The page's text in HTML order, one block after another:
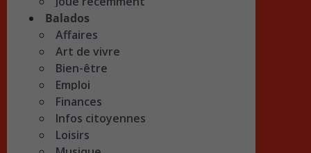
Balados
Affaires
Art de vivre
Bien-être
Emploi
Finances
Infos citoyennes
Loisirs